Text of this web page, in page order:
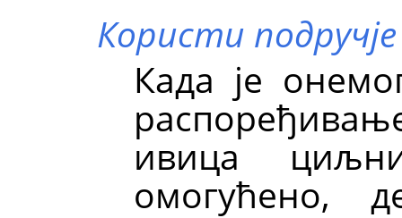
Користи
Када је
ивица
омогућено,